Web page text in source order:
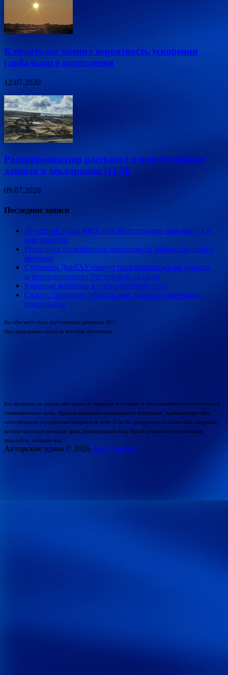
Климатолог оценил вероятность ускорения
глобального потепления
12.07.2020
Росприроднадзор рассказал о недостоверных
данных в декларации НТЭК
09.07.2020
Последние записи
40-летний глава КФХ под Волгоградом присвоил 4,8
млн грантов
Рекордная урожайность пшеницы от новозеландского
фермера
Студенты ДонГАУ смогут практиковаться на лучших
агропредприятиях Ростовской области
Куриные котлетки в соево-медовом соусе
Салат с творогом, абрикосами, льном и семечками
подсолнуха
На сайте могут быть опубликованы материалы 18+!
При цитировании ссылка на источник обязательна.
Все материалы на данном сайте взяты из открытых источников и предоставляются исключительно в
ознакомительных целях. Права на материалы принадлежат их владельцам. Администрация сайта
ответственности за содержание материала не несет. Если Вы обнаружили на нашем сайте материалы,
которые нарушают авторские права, принадлежащие Вам, Вашей компании или организации,
пожалуйста, сообщите нам.
Авторские права © 2026 Agro Tracker..